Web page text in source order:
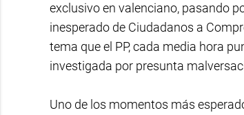
exclusivo en valenciano, pasando
inesperado de Ciudadanos a
tema que el PP, cada media hora
investigada por presunta
Uno de los momentos más